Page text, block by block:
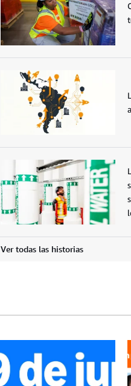
Ver todas las historias